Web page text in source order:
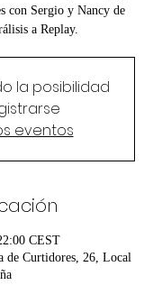
con Sergio y Nancy de
a Replay.
la posibilidad
eventos
CEST
de Curtidores, 26, Local